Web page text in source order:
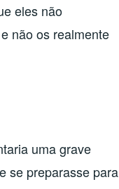
eles não
não os realmente
uma grave
se preparasse para